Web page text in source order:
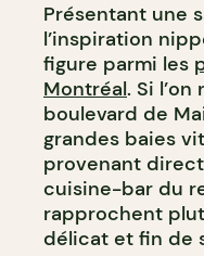
Présentant une
l’inspiration
figure parmi les
Montréal. Si
boulevard de
grandes baies
provenant
cuisine-bar du
rapprochent
délicat et fin de